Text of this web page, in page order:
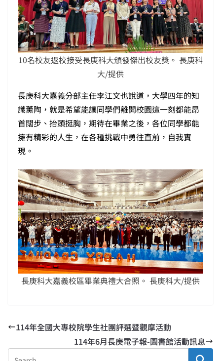
10名校友返校接受長庚科大頒發傑出校友獎。 長庚科
大/提供
長庚科大嘉義分部主任李江文也說道，大學四年的知
識薰陶，就是希望能讓同學們離開校園這一刻都能昂
首闊步、抬頭挺胸，期待在畢業之後，各位同學都能
擁有精彩的人生，在各種挑戰中勇往直前，自我實
現。
長庚科大嘉義校區畢業典禮大合照。 長庚科大/提供
114年全國大專校院學生社團評選暨觀摩活動
114年6月長庚電子報-圖書館活動訊息